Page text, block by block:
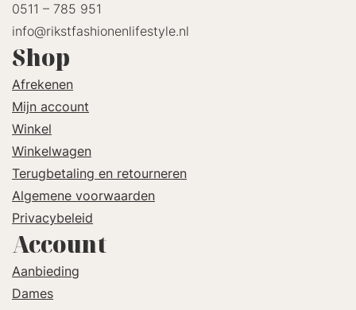
0511 – 785 951
info@rikstfashionenlifestyle.nl
Shop
Afrekenen
Mijn account
Winkel
Winkelwagen
Terugbetaling en retourneren
Algemene voorwaarden
Privacybeleid
Account
Aanbieding
Dames